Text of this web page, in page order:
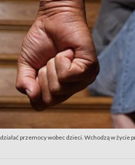
przemocy wobec dzieci. Wchodzą w życie